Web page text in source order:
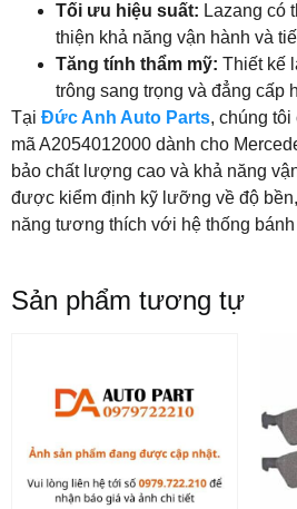
Tối ưu hiệu suất: Lazang có
thiện khả năng vận hành và
Tăng tính thẩm mỹ: Thiết kế
trông sang trọng và đẳng cấp
Tại Đức Anh Auto Parts, chúng
mã A2054012000 dành cho
bảo chất lượng cao và khả năng
được kiểm định kỹ lưỡng về độ
năng tương thích với hệ thống
Sản phẩm tương tự